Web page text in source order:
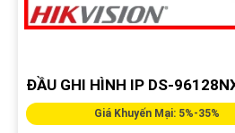
ĐẦU GHI HÌNH IP DS-
Giá Khuyến Mại: 5%-35%